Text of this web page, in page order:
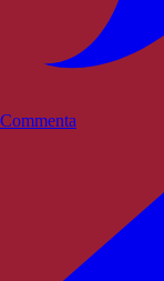
Commenta